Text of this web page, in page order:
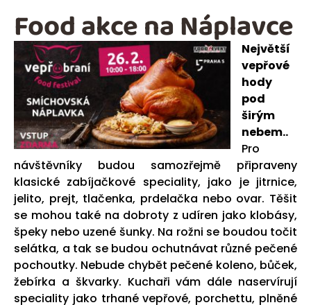
Největší
vepřové
hody
pod
širým
nebem..
Pro
návštěvníky budou samozřejmě připraveny
klasické zabíjačkové speciality, jako je jitrnice,
jelito, prejt, tlačenka, prdelačka nebo ovar. Těšit
se mohou také na dobroty z udíren jako klobásy,
špeky nebo uzené šunky. Na rožni se boudou točit
selátka, a tak se budou ochutnávat různé pečené
pochoutky. Nebude chybět pečené koleno, bůček,
žebírka a škvarky. Kuchaři vám dále naservírují
speciality jako trhané vepřové, porchettu, plněné
Food akce na Náplavce